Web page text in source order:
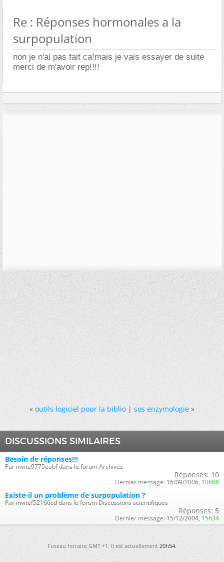
Re : Réponses hormonales a la
surpopulation
non je n'ai pas fait ca!mais je vais essayer de suite
merci de m'avoir rep!!!!
« outils logiciel pour la biblio|sos enzymologie »
DISCUSSIONS SIMILAIRES
Besoin de réponses!!!
Par invite9775eabf dans le forum Archives
Réponses: 10
Dernier message: 16/09/2006, 10h08
Existe-il un problème de surpopulation ?
Par invitef52166cd dans le forum Discussions scientifiques
Réponses: 5
Dernier message: 15/12/2004, 15h34
Fuseau horaire GMT +1. Il est actuellement20h54.